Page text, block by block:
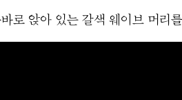
로 앉아 있는 갈색 웨이브 머리